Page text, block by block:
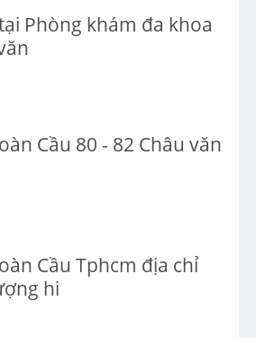
Phòng khám đa khoa
Cầu 80 - 82 Châu văn
Cầu Tphcm địa chỉ
hi